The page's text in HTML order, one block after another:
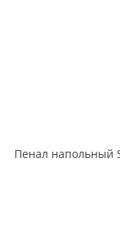
Пенал напольный